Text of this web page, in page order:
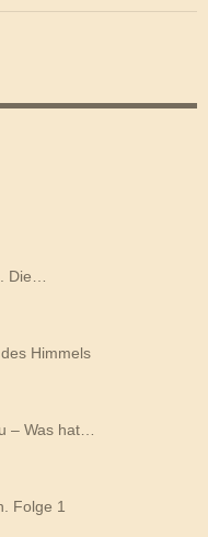
Die…
Himmels
– Was hat…
Folge 1